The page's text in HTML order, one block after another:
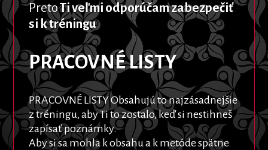
PretoTi veľmi odporúčam zabezpečiť
si k tréningu
PRACOVNÉ LISTY
PRACOVNÉ LISTY Obsahujú to najzásadnejšie
z tréningu, aby Ti to zostalo, keď si nestihneš
zapísať poznámky.
Aby si sa mohla k obsahu a k metóde spätne